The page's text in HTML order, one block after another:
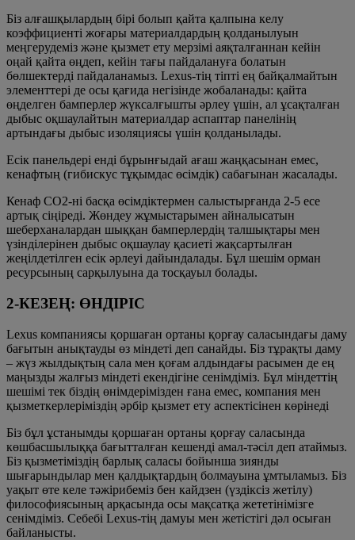
Біз алғашқылардың бірі болып қайта қалпына келу
коэффициенті жоғары материалдардың қолданылуын
меңгерудеміз және қызмет ету мерзімі аяқталғаннан кейін
оңай қайта өңдеп, кейін тағы пайдалануға болатын
бөлшектерді пайдаланамыз. Lexus-тің тіпті ең байқалмайтын
элементтері де осы қағида негізінде жобаланады: қайта
өңделген бамперлер жүксалғышты әрлеу үшін, ал ұсақталған
дыбыс оқшаулайтын материалдар аспаптар панелінің
артындағы дыбыс изоляциясы үшін қолданылады.
Есік панельдері енді бұрынғыдай ағаш жаңқасынан емес,
кенафтың (гибискус тұқымдас өсімдік) сабағынан жасалады.
Кенаф CO2-ні басқа өсімдіктермен салыстырғанда 2-5 есе
артық сіңіреді. Жөндеу жұмыстарымен айналысатын
шеберханалардан шыққан бамперлердің талшықтары мен
үзінділерінен дыбыс оқшаулау қасиеті жақсартылған
жеңілдетілген есік әрлеуі дайындалады. Бұл шешім орман
ресурсының сарқылуына да тосқауыл болады.
2-КЕЗЕҢ: ӨНДІРІС
Lexus компаниясы қоршаған ортаны қорғау саласындағы даму
бағытын анықтауды өз міндеті деп санайды. Біз тұрақты даму
– жүз жылдықтың сала мен қоғам алдындағы расымен де ең
маңызды жалғыз міндеті екендігіне сенімдіміз. Бұл міндеттің
шешімі тек біздің өнімдерімізден ғана емес, компания мен
қызметкерлеріміздің әрбір қызмет ету аспектісінен көрінеді
Біз бұл ұстанымды қоршаған ортаны қорғау саласында
көшбасшылыққа бағытталған кешенді амал-тәсіл деп атаймыз.
Біз қызметіміздің барлық саласы бойынша зиянды
шығарындылар мен қалдықтардың болмауына ұмтыламыз. Біз
уақыт өте келе тәжірибеміз бен кайдзен (үздіксіз жетілу)
философиясының арқасында осы мақсатқа жететінімізге
сенімдіміз. Себебі Lexus-тің дамуы мен жетістігі дәл осыған
байланысты.